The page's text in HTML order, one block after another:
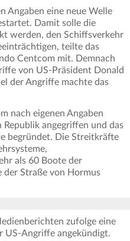
Angaben eine neue Welle
Damit solle die
werden, den Schiffsverkehr
teilte das
Centcom mit. Demnach
von US-Präsident Donald
der Angriffe machte das
nach eigenen Angaben
angegriffen und das
begründet. Die Streitkräfte
als 60 Boote der
der Straße von Hormus
zufolge eine
US-Angriffe angekündigt.